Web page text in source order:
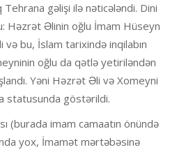
gəlişi ilə nəticələndi. Dini
Həzrət Əlinin oğlu İmam Hüseyn
bu, İslam tarixində inqilabın
oğlu da qətlə yetiriləndən
Yəni Həzrət Əli və Xomeyni
statusunda göstərildi.
(burada imam camaatın önündə
yox, İmamət mərtəbəsinə